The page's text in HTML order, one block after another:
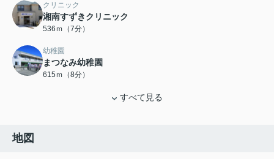
クリニック
湘南すずきクリニック
536ｍ（7分）
幼稚園
まつなみ幼稚園
615ｍ（8分）
すべて見る
地図